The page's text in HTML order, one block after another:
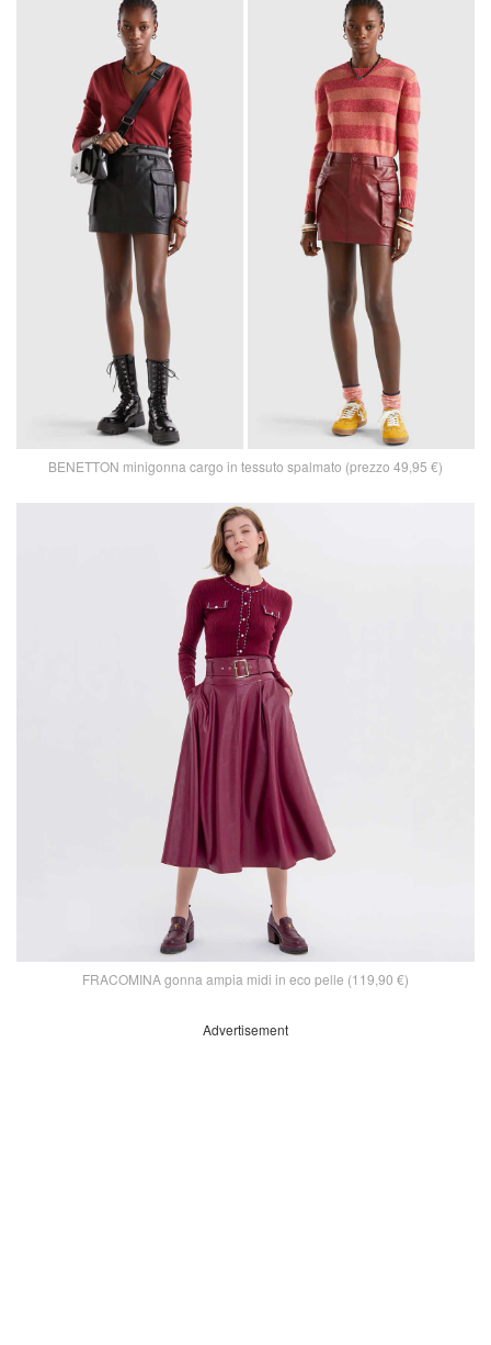
BENETTON minigonna cargo in tessuto spalmato (prezzo 49,95 €)
FRACOMINA gonna ampia midi in eco pelle (119,90 €)
Advertisement